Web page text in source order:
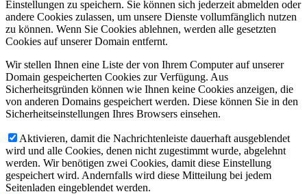
Einstellungen zu speichern. Sie können sich jederzeit abmelden oder
andere Cookies zulassen, um unsere Dienste vollumfänglich nutzen
zu können. Wenn Sie Cookies ablehnen, werden alle gesetzten
Cookies auf unserer Domain entfernt.
Wir stellen Ihnen eine Liste der von Ihrem Computer auf unserer
Domain gespeicherten Cookies zur Verfügung. Aus
Sicherheitsgründen können wie Ihnen keine Cookies anzeigen, die
von anderen Domains gespeichert werden. Diese können Sie in den
Sicherheitseinstellungen Ihres Browsers einsehen.
Aktivieren, damit die Nachrichtenleiste dauerhaft ausgeblendet
wird und alle Cookies, denen nicht zugestimmt wurde, abgelehnt
werden. Wir benötigen zwei Cookies, damit diese Einstellung
gespeichert wird. Andernfalls wird diese Mitteilung bei jedem
Seitenladen eingeblendet werden.